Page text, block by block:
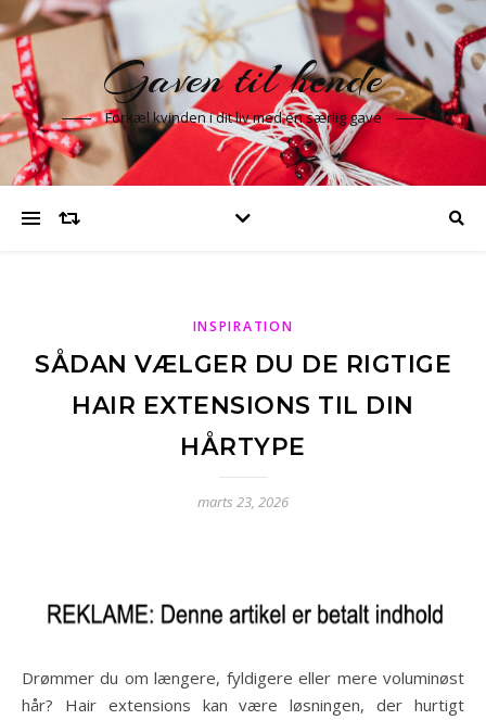
Gaven til hende
Forkæl kvinden i dit liv med en særlig gave
INSPIRATION
SÅDAN VÆLGER DU DE RIGTIGE
HAIR EXTENSIONS TIL DIN
HÅRTYPE
marts 23, 2026
Drømmer du om længere, fyldigere eller mere voluminøst
hår? Hair extensions kan være løsningen, der hurtigt